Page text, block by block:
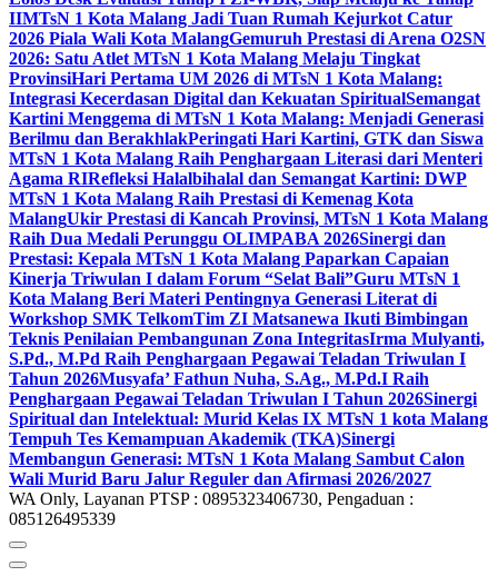
IIMTsN 1 Kota Malang Jadi Tuan Rumah Kejurkot Catur
2026 Piala Wali Kota MalangGemuruh Prestasi di Arena O2SN
2026: Satu Atlet MTsN 1 Kota Malang Melaju Tingkat
ProvinsiHari Pertama UM 2026 di MTsN 1 Kota Malang:
Integrasi Kecerdasan Digital dan Kekuatan SpiritualSemangat
Kartini Menggema di MTsN 1 Kota Malang: Menjadi Generasi
Berilmu dan BerakhlakPeringati Hari Kartini, GTK dan Siswa
MTsN 1 Kota Malang Raih Penghargaan Literasi dari Menteri
Agama RIRefleksi Halalbihalal dan Semangat Kartini: DWP
MTsN 1 Kota Malang Raih Prestasi di Kemenag Kota
MalangUkir Prestasi di Kancah Provinsi, MTsN 1 Kota Malang
Raih Dua Medali Perunggu OLIMPABA 2026Sinergi dan
Prestasi: Kepala MTsN 1 Kota Malang Paparkan Capaian
Kinerja Triwulan I dalam Forum “Selat Bali”Guru MTsN 1
Kota Malang Beri Materi Pentingnya Generasi Literat di
Workshop SMK TelkomTim ZI Matsanewa Ikuti Bimbingan
Teknis Penilaian Pembangunan Zona IntegritasIrma Mulyanti,
S.Pd., M.Pd Raih Penghargaan Pegawai Teladan Triwulan I
Tahun 2026Musyafa’ Fathun Nuha, S.Ag., M.Pd.I Raih
Penghargaan Pegawai Teladan Triwulan I Tahun 2026Sinergi
Spiritual dan Intelektual: Murid Kelas IX MTsN 1 kota Malang
Tempuh Tes Kemampuan Akademik (TKA)Sinergi
Membangun Generasi: MTsN 1 Kota Malang Sambut Calon
Wali Murid Baru Jalur Reguler dan Afirmasi 2026/2027
WA Only, Layanan PTSP : 0895323406730, Pengaduan :
085126495339